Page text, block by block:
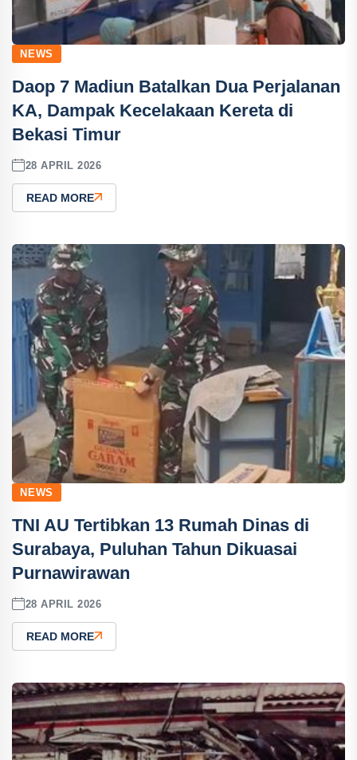
NEWS
Daop 7 Madiun Batalkan Dua Perjalanan
KA, Dampak Kecelakaan Kereta di
Bekasi Timur
28 APRIL 2026
READ MORE
NEWS
TNI AU Tertibkan 13 Rumah Dinas di
Surabaya, Puluhan Tahun Dikuasai
Purnawirawan
28 APRIL 2026
READ MORE